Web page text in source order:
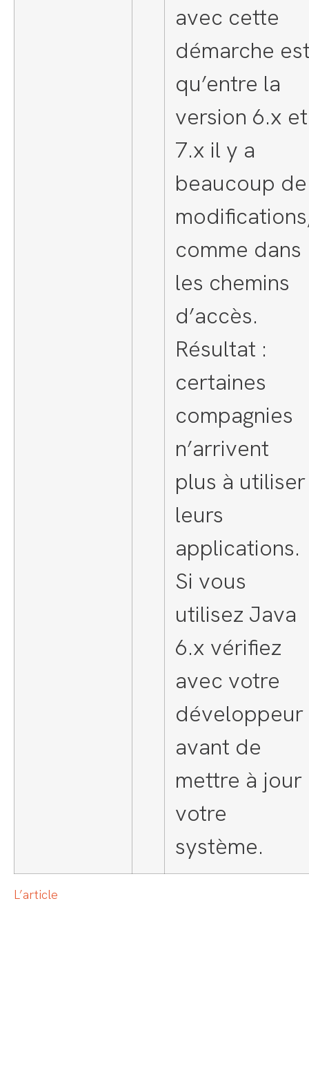
avec cette
démarche
qu’entre la
version 6.x et
7.x il y a
beaucoup de
comme dans
les chemins
d’accès.
Résultat :
certaines
compagnies
n’arrivent
plus à utiliser
leurs
applications.
Si vous
utilisez Java
6.x vérifiez
avec votre
développeur
avant de
mettre à jour
votre
système.
L’article